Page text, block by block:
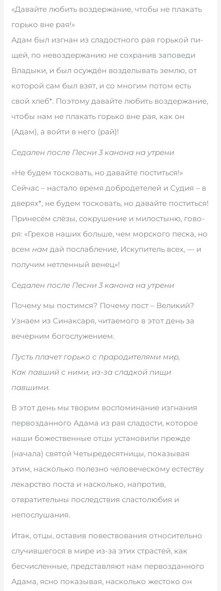
«Давайте любить воздержание, чтобы не плакать
горько вне рая!»
Адам был из­г­нан из сла­до­ст­но­го рая горь­кой пи­
щей, по не­воз­дер­жа­нию не со­хра­нив за­по­ве­ди
Вла­ды­ки, и был осу­ж­дён воз­де­лы­вать зе­м­лю, от
ко­то­рой сам был взят, и со мно­гим по­том есть
свой хлеб*. По­э­то­му да­вай­те лю­бить воз­дер­жа­ние,
что­бы нам не пла­кать горь­ко вне рая, как он
(Адам), а вой­ти в не­го (рай)!
Седален после Песни 3 канона на утрени
«Не будем тосковать, но давайте поститься!»
Сей­час – на­ста­ло вре­мя до­б­ро­де­те­лей и Су­дия – в
две­рях*, не бу­дем то­с­ко­вать, но да­вай­те по­стить­ся!
При­не­сём слё­зы, со­кру­ше­ние и ми­ло­сты­ню, го­во­
ря: «Гре­хов на­ших боль­ше, чем мор­ско­го пе­с­ка, но
всем намдай по­слаб­ле­ние, Ис­ку­пи­тель всех, — и
по­лу­чим не­тлен­ный ве­нец»!
Седален после Песни 3 канона на утрени
Почему мы постимся? Почему пост – Великий?
Узнаем из Синаксаря, читаемого в этот день за
вечерним богослужением.
Пусть плачет горько с прародителями мир,
Как павший с ними, из-за сладкой пищи
павшими.
В этот день мы творим воспоминание изгнания
первозданного Адама из рая сладости, которое
наши божественные отцы установили прежде
(начала) святой Четыредесятницы, показывая
этим, насколько полезно человеческому естеству
лекарство поста и насколько, напротив,
отвратительны последствия сластолюбия и
непослушания.
Итак, отцы, оставив повествования относительно
случившегося в мире из-за этих страстей, как
бесчисленные, представляют нам первозданного
Адама, ясно показывая, насколько жестоко он